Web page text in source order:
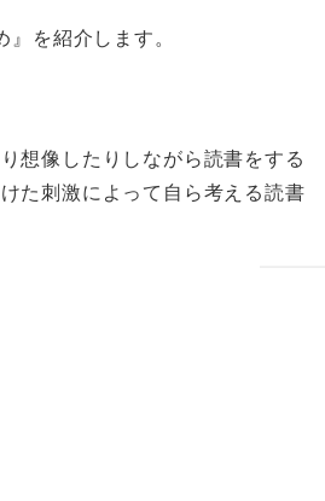
を紹介します。
想像したりしながら読書をする
た刺激によって自ら考える読書